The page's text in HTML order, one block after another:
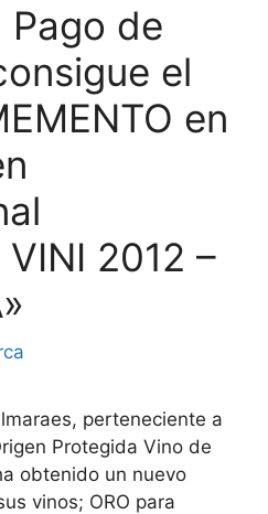
Pago de
el
en
2012 –
perteneciente a
Protegida Vino de
obtenido un nuevo
vinos; ORO para